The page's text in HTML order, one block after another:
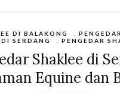
DI BALAKONG ,
SERDANG
,PENGEDAR
Shaklee di
Equine dan